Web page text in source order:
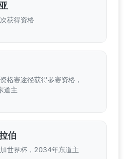
获得资格
格赛途径获得参赛资格，
道主
伯
世界杯，2034年东道主